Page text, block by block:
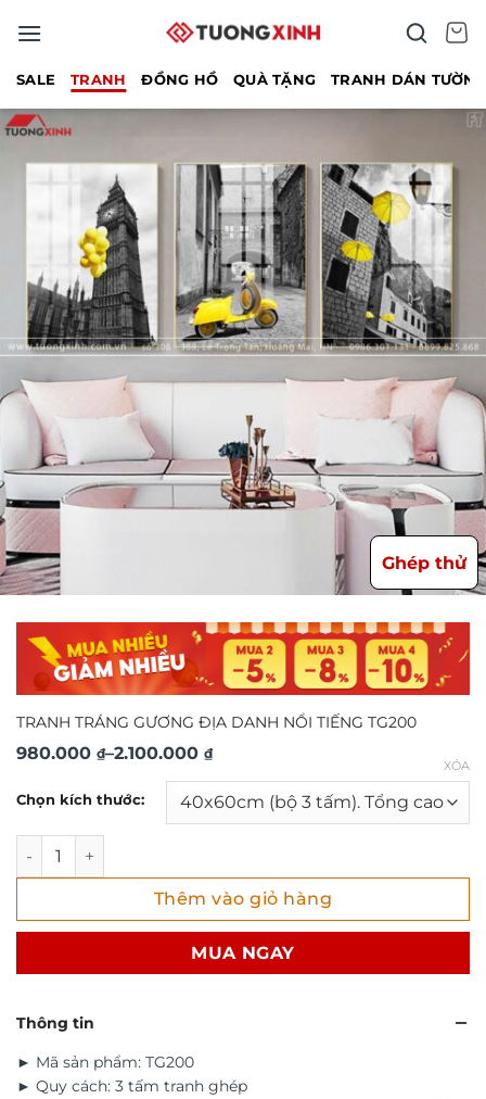
qua
SALE TRANH ĐỒNG HỒ QUÀ TẶNG TRANH DÁN
Ghép thử
TRANH TRÁNG GƯƠNG ĐỊA DANH NỔI TIẾNG TG200
980.000 ₫–2.100.000 ₫
Khoảng
980.000 ₫
đến
2.100.000 ₫
Chọn kích thước:
XÓA
TRANH TRÁNG GƯƠNG ĐỊA DANH NỔI TIẾNG TG200 số
Thêm vào giỏ hàng
MUA NGAY
Thông tin
► Mã sản phẩm: TG200
► Quy cách: 3 tấm tranh ghép